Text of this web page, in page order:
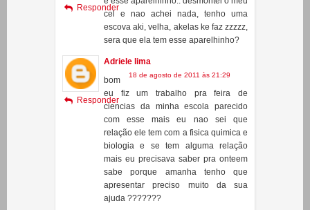
10 de agosto de 2011 às 11:11
qual
e esse aparelhinho.. desmontei o meu
cel e nao achei nada, tenho uma
escova aki, velha, akelas ke faz zzzzz,
sera que ela tem esse aparelhinho?
Responder
Adriele lima
18 de agosto de 2011 às 21:29
bom
eu fiz um trabalho pra feira de
ciencias da minha escola parecido
com esse mais eu nao sei que
relação ele tem com a fisica quimica e
biologia e se tem alguma relação
mais eu precisava saber pra onteem
sabe porque amanha tenho que
Responder